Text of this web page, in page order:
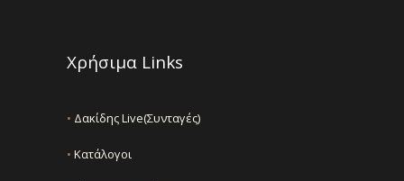
Χρήσιμα Links
• Δακίδης Live(Συνταγές)
• Κατάλογοι